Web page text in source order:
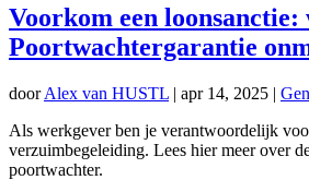
Voorkom een loonsanctie:
Poortwachtergarantie
doorAlex van HUSTL | apr 14, 2025 |
Als werkgever ben je verantwoordelijk
verzuimbegeleiding. Lees hier meer over
poortwachter.